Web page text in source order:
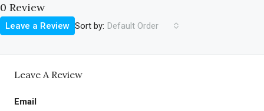
0 Review
Sort by: Default Order
Leave a Review
Leave A Review
Email